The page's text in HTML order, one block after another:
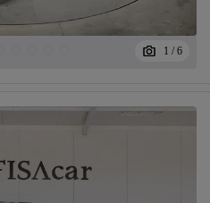
1 / 6